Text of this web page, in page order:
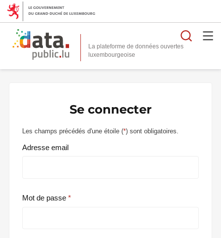
La plateforme de données ouvertes
Se connecter
Les champs précédés d'une étoile (*) sont obligatoires.
Adresse email
Mot de passe